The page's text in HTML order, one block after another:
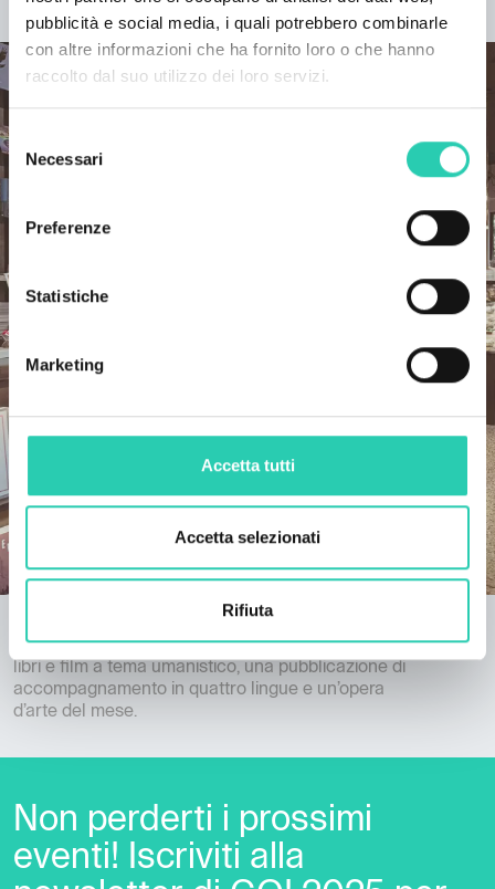
pubblicità e social media, i quali potrebbero combinarle
con altre informazioni che ha fornito loro o che hanno
raccolto dal suo utilizzo dei loro servizi.
Selezione
delNecessari
Preferenze
Statistiche
Marketing
Accetta tutti
Accetta selezionati
Rifiuta
Serie di tavole rotonde, conferenze, presentazioni di
libri e film a tema umanistico, una pubblicazione di
accompagnamento in quattro lingue e un’opera
d’arte del mese.
Non perderti i prossimi
eventi! Iscriviti alla